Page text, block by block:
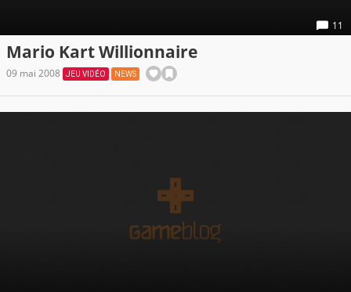
11
Mario Kart Willionnaire
09 mai 2008 JEU VIDÉO NEWS